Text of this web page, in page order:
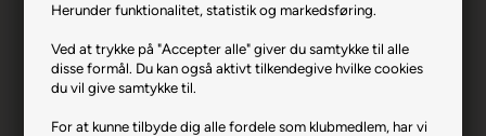
Herunder funktionalitet, statistik og markedsføring.
Ved at trykke på "Accepter alle" giver du samtykke til alle
disse formål. Du kan også aktivt tilkendegive hvilke cookies
du vil give samtykke til.
For at kunne tilbyde dig alle fordele som klubmedlem, har vi
ID. Pro Ultra Lilla Standard.
Varenr.: TAR-335010
Producent
Target